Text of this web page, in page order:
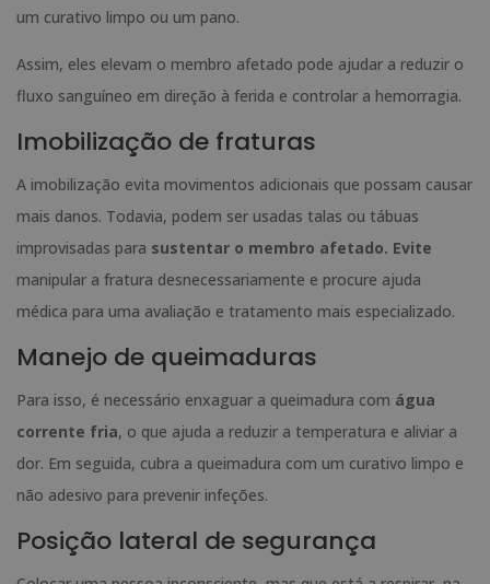
um curativo limpo ou um pano.
Assim, eles elevam o membro afetado pode ajudar a reduzir o
fluxo sanguíneo em direção à ferida e controlar a hemorragia.
Imobilização de fraturas
A imobilização evita movimentos adicionais que possam causar
mais danos. Todavia, podem ser usadas talas ou tábuas
improvisadas para sustentar o membro afetado. Evite
manipular a fratura desnecessariamente e procure ajuda
médica para uma avaliação e tratamento mais especializado.
Manejo de queimaduras
Para isso, é necessário enxaguar a queimadura com água
corrente fria, o que ajuda a reduzir a temperatura e aliviar a
dor. Em seguida, cubra a queimadura com um curativo limpo e
não adesivo para prevenir infeções.
Posição lateral de segurança